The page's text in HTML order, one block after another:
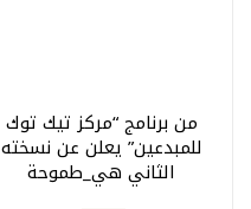
من برنامج “مركز تيك توك
للمبدعين” يعلن عن نسخته
الثاني هي_طموحة